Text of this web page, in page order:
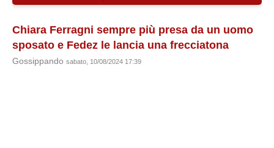
Chiara Ferragni sempre più presa da un uomo
sposato e Fedez le lancia una frecciatona
Gossippando sabato, 10/08/2024 17:39